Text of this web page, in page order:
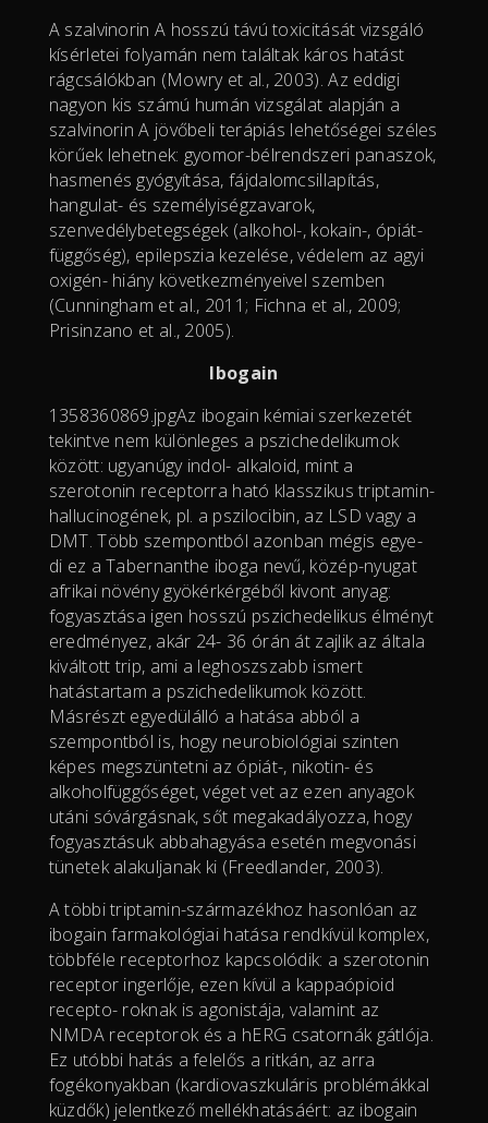
A szalvinorin A hosszú távú toxicitását vizsgáló
kísérletei folyamán nem találtak káros hatást
rágcsálókban (Mowry et al., 2003). Az eddigi
nagyon kis számú humán vizsgálat alapján a
szalvinorin A jövőbeli terápiás lehetőségei széles
körűek lehetnek: gyomor-bélrendszeri panaszok,
hasmenés gyógyítása, fájdalomcsillapítás,
hangulat- és személyiségzavarok,
szenvedélybetegségek (alkohol-, kokain-, ópiát-
függőség), epilepszia kezelése, védelem az agyi
oxigén- hiány következményeivel szemben
(Cunningham et al., 2011; Fichna et al., 2009;
Prisinzano et al., 2005).
Ibogain
1358360869.jpgAz ibogain kémiai szerkezetét
tekintve nem különleges a pszichedelikumok
között: ugyanúgy indol- alkaloid, mint a
szerotonin receptorra ható klasszikus triptamin-
hallucinogének, pl. a pszilocibin, az LSD vagy a
DMT. Több szempontból azonban mégis egye-
di ez a Tabernanthe iboga nevű, közép-nyugat
afrikai növény gyökérkérgéből kivont anyag:
fogyasztása igen hosszú pszichedelikus élményt
eredményez, akár 24- 36 órán át zajlik az általa
kiváltott trip, ami a leghoszszabb ismert
hatástartam a pszichedelikumok között.
Másrészt egyedülálló a hatása abból a
szempontból is, hogy neurobiológiai szinten
képes megszüntetni az ópiát-, nikotin- és
alkoholfüggőséget, véget vet az ezen anyagok
utáni sóvárgásnak, sőt megakadályozza, hogy
fogyasztásuk abbahagyása esetén megvonási
tünetek alakuljanak ki (Freedlander, 2003).
A többi triptamin-származékhoz hasonlóan az
ibogain farmakológiai hatása rendkívül komplex,
többféle receptorhoz kapcsolódik: a szerotonin
receptor ingerlője, ezen kívül a kappaópioid
recepto- roknak is agonistája, valamint az
NMDA receptorok és a hERG csatornák gátlója.
Ez utóbbi hatás a felelős a ritkán, az arra
fogékonyakban (kardiovaszkuláris problémákkal
küzdők) jelentkező mellékhatásáért: az ibogain